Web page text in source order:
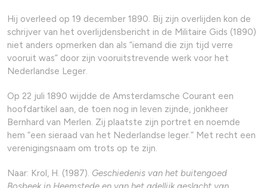
Hij overleed op 19 december 1890. Bij zijn overlijden kon de
schrijver van het overlijdensbericht in de Militaire Gids (1890)
niet anders opmerken dan als “iemand die zijn tijd verre
vooruit was” door zijn vooruitstrevende werk voor het
Nederlandse Leger.
Op 22 juli 1890 wijdde de Amsterdamsche Courant een
hoofdartikel aan, de toen nog in leven zijnde, jonkheer
Bernhard van Merlen. Zij plaatste zijn portret en noemde
hem “een sieraad van het Nederlandse leger.” Met recht een
verenigingsnaam om trots op te zijn.
Naar: Krol, H. (1987). Geschiedenis van het buitengoed